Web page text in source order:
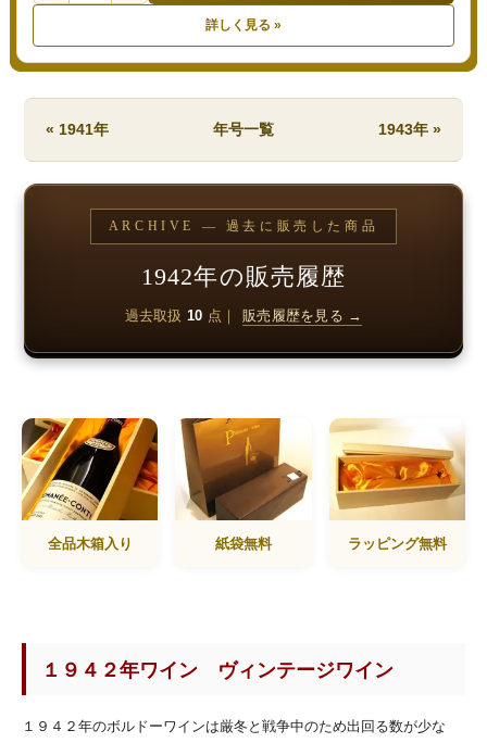
詳しく見る »
« 1941年 年号一覧 1943年 »
ARCHIVE — 過去に販売した商品
1942年の販売履歴
過去取扱 10 点｜ 販売履歴を見る →
全品木箱入り 紙袋無料 ラッピング無料
１９４２年ワイン ヴィンテージワイン
１９４２年のボルドーワインは厳冬と戦争中のため出回る数が少な